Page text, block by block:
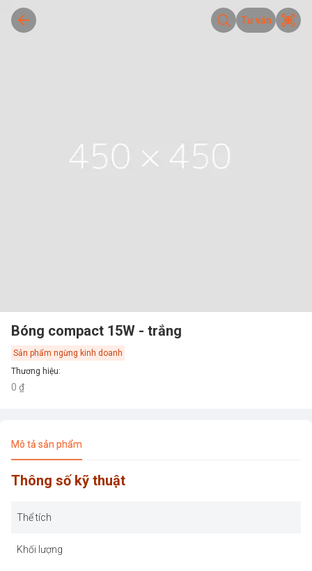
Tư vấn
Bóng compact 15W - trắng
Sản phẩm ngừng kinh doanh
Thương hiệu:
0 ₫
Mô tả sản phẩm
Thông số kỹ thuật
Thể tích
Khối lượng